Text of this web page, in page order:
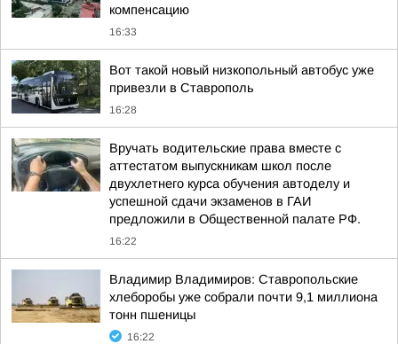
компенсацию
16:33
Вот такой новый низкопольный автобус уже
привезли в Ставрополь
16:28
Вручать водительские права вместе с
аттестатом выпускникам школ после
двухлетнего курса обучения автоделу и
успешной сдачи экзаменов в ГАИ
предложили в Общественной палате РФ.
16:22
Владимир Владимиров: Ставропольские
хлеборобы уже собрали почти 9,1 миллиона
тонн пшеницы
16:22